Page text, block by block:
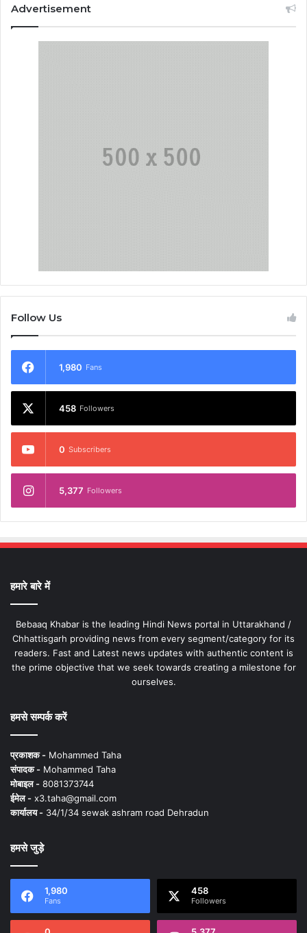
Advertisement
Follow Us
1,980 Fans
458 Followers
0 Subscribers
5,377 Followers
हमारे बारे में
Bebaaq Khabar is the leading Hindi News portal in Uttarakhand /
Chhattisgarh providing news from every segment/category for its
readers. Fast and Latest news updates with authentic content is
the prime objective that we seek towards creating a milestone for
ourselves.
हमसे सम्पर्क करें
प्रकाशक - Mohammed Taha
संपादक - Mohammed Taha
मोबाइल - 8081373744
ईमेल - x3.taha@gmail.com
कार्यालय - 34/1/34 sewak ashram road Dehradun
हमसे जुड़े
1,980
Fans
458
Followers